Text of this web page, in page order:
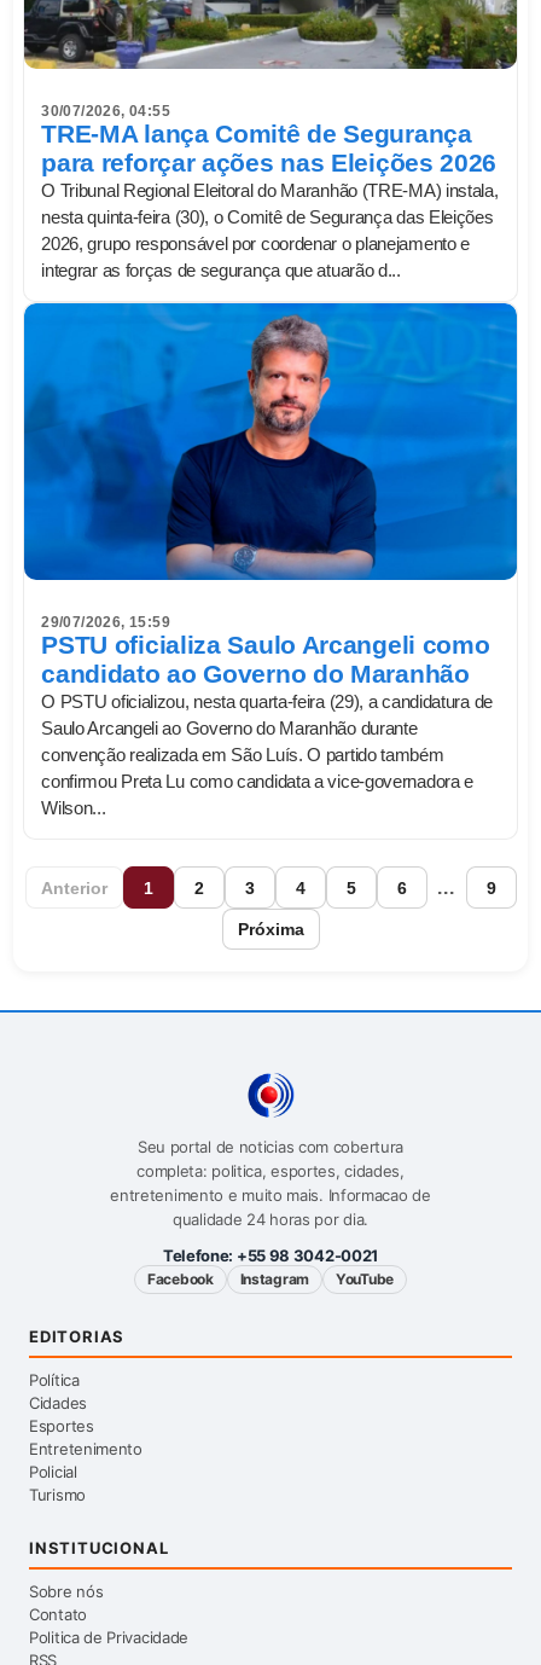
30/07/2026, 04:55
TRE-MA lança Comitê de Segurança
para reforçar ações nas Eleições 2026
O Tribunal Regional Eleitoral do Maranhão (TRE-MA) instala,
nesta quinta-feira (30), o Comitê de Segurança das Eleições
2026, grupo responsável por coordenar o planejamento e
integrar as forças de segurança que atuarão d...
29/07/2026, 15:59
PSTU oficializa Saulo Arcangeli como
candidato ao Governo do Maranhão
O PSTU oficializou, nesta quarta-feira (29), a candidatura de
Saulo Arcangeli ao Governo do Maranhão durante
convenção realizada em São Luís. O partido também
confirmou Preta Lu como candidata a vice-governadora e
Wilson...
Anterior 1 2 3 4 5 6 ... 9
Próxima
Seu portal de noticias com cobertura
completa: politica, esportes, cidades,
entretenimento e muito mais. Informacao de
qualidade 24 horas por dia.
Telefone: +55 98 3042-0021
Facebook Instagram YouTube
EDITORIAS
Política
Cidades
Esportes
Entretenimento
Policial
Turismo
INSTITUCIONAL
Sobre nós
Contato
Politica de Privacidade
RSS